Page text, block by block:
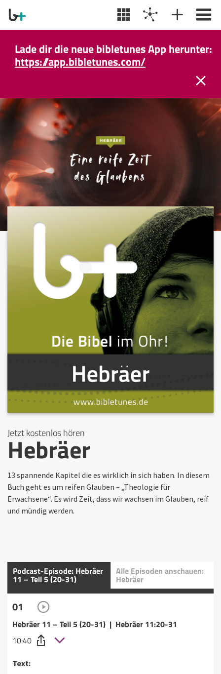
Lade dir die neue bibletunes App herunter:
https://app.bibletunes.com/
Jetzt kostenlos hören
Hebräer
13 spannende Kapitel die es wirklich in sich haben. In diesem
Buch geht es um reifen Glauben – „Theologie für
Erwachsene“. Es wird Zeit, dass wir wachsen im Glauben, reif
und mündig werden.
Podcast-Episode: Hebräer
11 – Teil 5 (20-31)
Alle Episoden anschauen:
Hebräer
01
Hebräer 11 – Teil 5 (20-31) | Hebräer 11:20-31
10:40
Text: